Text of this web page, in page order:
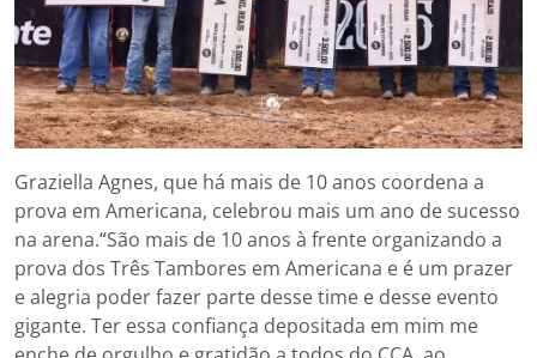
Graziella Agnes, que há mais de 10 anos coordena a
prova em Americana, celebrou mais um ano de sucesso
na arena.“São mais de 10 anos à frente organizando a
prova dos Três Tambores em Americana e é um prazer
e alegria poder fazer parte desse time e desse evento
gigante. Ter essa confiança depositada em mim me